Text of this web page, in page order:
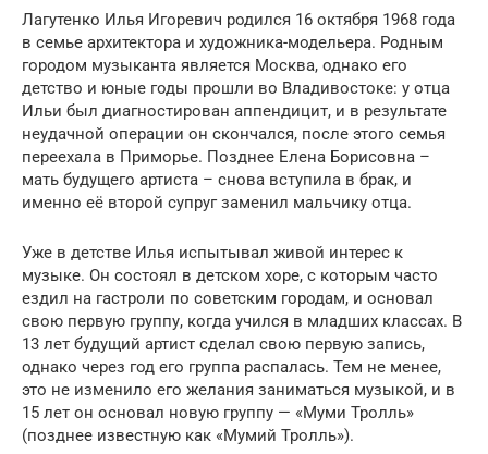
Лагутенко Илья Игоревич родился 16 октября 1968 года
в семье архитектора и художника-модельера. Родным
городом музыканта является Москва, однако его
детство и юные годы прошли во Владивостоке: у отца
Ильи был диагностирован аппендицит, и в результате
неудачной операции он скончался, после этого семья
переехала в Приморье. Позднее Елена Борисовна –
мать будущего артиста – снова вступила в брак, и
именно её второй супруг заменил мальчику отца.
Уже в детстве Илья испытывал живой интерес к
музыке. Он состоял в детском хоре, с которым часто
ездил на гастроли по советским городам, и основал
свою первую группу, когда учился в младших классах. В
13 лет будущий артист сделал свою первую запись,
однако через год его группа распалась. Тем не менее,
это не изменило его желания заниматься музыкой, и в
15 лет он основал новую группу — «Муми Тролль»
(позднее известную как «Мумий Тролль»).